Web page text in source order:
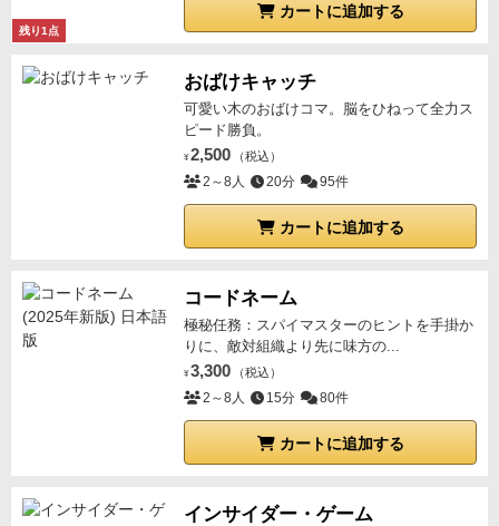
残り1点
カートに追加する
おばけキャッチ
可愛い木のおばけコマ。脳をひねって全力ス
ピード勝負。
¥ 2,500 （税込）
2～8人 20分 95件
カートに追加する
コードネーム
極秘任務：スパイマスターのヒントを手掛か
りに、敵対組織より先に味方の...
¥ 3,300 （税込）
2～8人 15分 80件
カートに追加する
インサイダー・ゲーム